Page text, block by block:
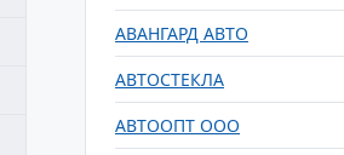
АВАНГАРД АВТО
АВТОСТЕКЛА
АВТООПТ ООО